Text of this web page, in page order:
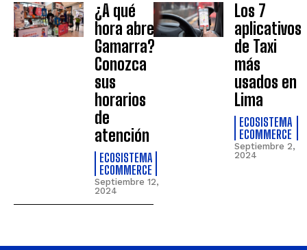
¿A qué
hora abre
Gamarra?
Conozca
sus
horarios
de
atención
ECOSISTEMA
ECOMMERCE
Septiembre 12,
2024
Los 7
aplicativos
de Taxi
más
usados en
Lima
ECOSISTEMA
ECOMMERCE
Septiembre 2,
2024